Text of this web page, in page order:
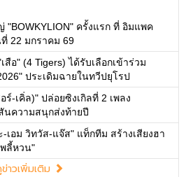
"BOWKYLION" ครั้งแรก ที่ อิมแพค
22 มกราคม 69
อ" (4 Tigers) ได้รับเลือกเข้าร่วม
ประเดิมฉายในทวีปยุโรป
ร์-เคิ่ล)" ปล่อยซิงเกิลที่ 2 เพลง
นความสนุกส่งท้ายปี
อม วิทวัส-แจ๊ส" แท็กทีม สร้างเสียงฮา
ลี้หวน"
าวเพิ่มเติม